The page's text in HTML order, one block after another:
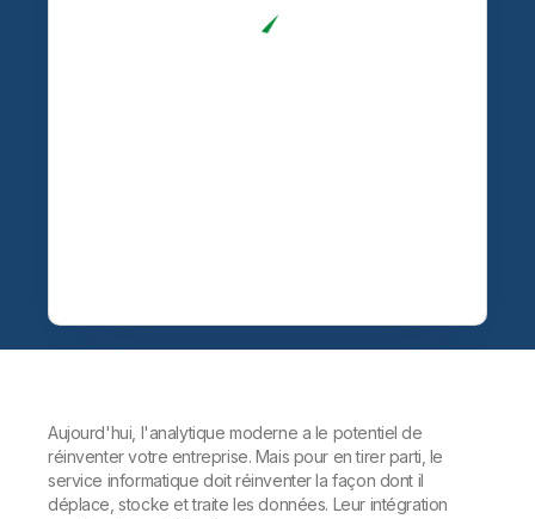
Aujourd'hui, l'analytique moderne a le potentiel de
réinventer votre entreprise. Mais pour en tirer parti, le
service informatique doit réinventer la façon dont il
déplace, stocke et traite les données. Leur intégration